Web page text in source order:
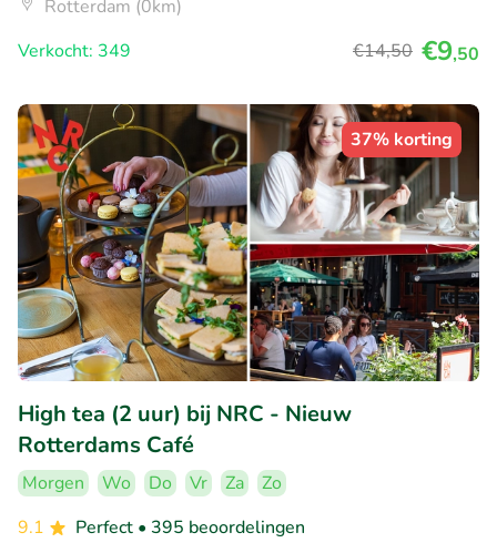
Rotterdam (0km)
Verkocht: 349
€14,50 €9,50
37% korting
High tea (2 uur) bij NRC - Nieuw
Rotterdams Café
Morgen Wo Do Vr Za
Zo
9.1
Perfect • 395 beoordelingen